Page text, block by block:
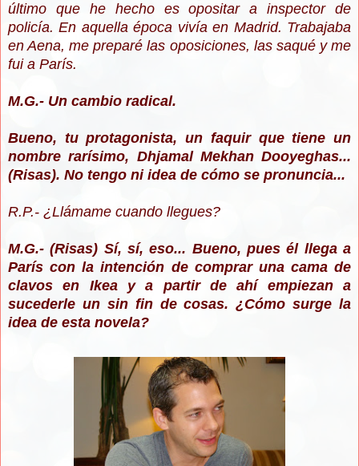
último que he hecho es opositar a inspector de
policía. En aquella época vivía en Madrid. Trabajaba
en Aena, me preparé las oposiciones, las saqué y me
fui a París.
M.G.- Un cambio radical.
Bueno, tu protagonista, un faquir que tiene un
nombre rarísimo, Dhjamal Mekhan Dooyeghas...
(Risas). No tengo ni idea de cómo se pronuncia...
R.P.- ¿Llámame cuando llegues?
M.G.- (Risas) Sí, sí, eso... Bueno, pues él llega a
París con la intención de comprar una cama de
clavos en Ikea y a partir de ahí empiezan a
sucederle un sin fin de cosas. ¿Cómo surge la
idea de esta novela?